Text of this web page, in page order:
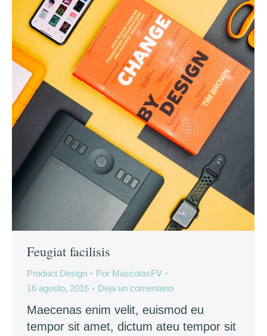
Feugiat facilisis
Product Design Por MascotasFV
16 agosto, 2016
Deja un comentario
Maecenas enim velit, euismod eu
tempor sit amet, dictum ateu tempor sit